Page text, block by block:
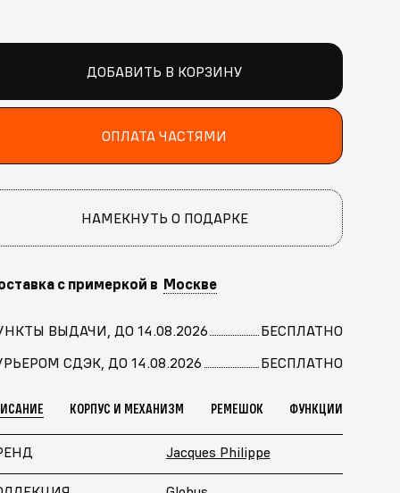
ДОБАВИТЬ В КОРЗИНУ
ОПЛАТА ЧАСТЯМИ
НАМЕКНУТЬ О ПОДАРКЕ
с примеркой в Москве
ВЫДАЧИ, ДО 14.08.2026
БЕСПЛАТНО
СДЭК, ДО 14.08.2026
БЕСПЛАТНО
КОРПУС И МЕХАНИЗМ РЕМЕШОК ФУНКЦИИ
Jacques Philippe